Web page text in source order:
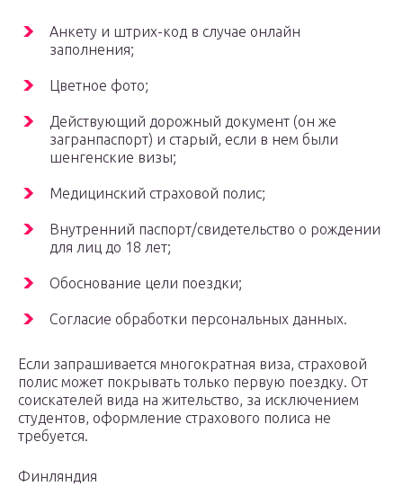
Анкету и штрих-код в случае онлайн
заполнения;
Цветное фото;
Действующий дорожный документ (он же
загранпаспорт) и старый, если в нем были
шенгенские визы;
Медицинский страховой полис;
Внутренний паспорт/свидетельство о рождении
для лиц до 18 лет;
Обоснование цели поездки;
Согласие обработки персональных данных.
Если запрашивается многократная виза, страховой
полис может покрывать только первую поездку. От
соискателей вида на жительство, за исключением
студентов, оформление страхового полиса не
требуется.
Финляндия